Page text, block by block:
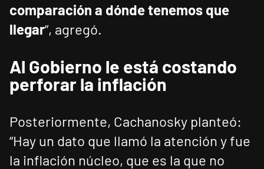
comparación a dónde tenemos que
llegar”, agregó.
Al Gobierno le está costando
perforar la inflación
Posteriormente, Cachanosky planteó:
“Hay un dato que llamó la atención y fue
la inflación núcleo, que es la que no